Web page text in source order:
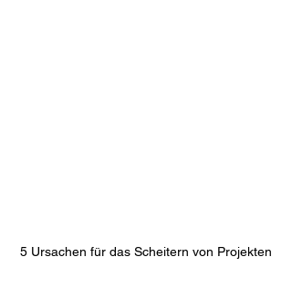
5 Ursachen für das Scheitern von Projekten